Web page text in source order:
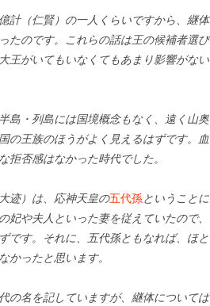
計（仁賢）の一人くらいですから、継体
たのです。これらの話は王の候補者選び
王がいてもいなくてもあまり影響がない
島・列島には国境概念もなく、遠く山奥
の王族のほうがよく見えるはずです。血
拒否感はなかった時代でした。
迹）は、応神天皇の五代孫ということに
や夫人といった妻を従えていたので、
です。それに、五代孫ともなれば、ほと
かったと思います。
の名を記していますが、継体については